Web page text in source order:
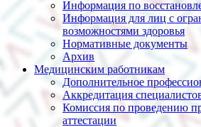
Информация по
Информация для лиц с
возможностями здоровья
Нормативные документы
Архив
Медицинским работникам
Дополнительное
Аккредитация
Комиссия по проведению
аттестации